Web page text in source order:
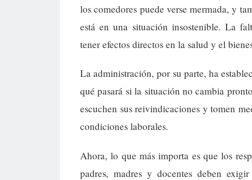
los comedores puede verse mermada, y
está en una situación insostenible. La
tener efectos directos en la salud y el
La administración, por su parte, ha
qué pasará si la situación no cambia
escuchen sus reivindicaciones y tomen
condiciones laborales.
Ahora, lo que más importa es que los
padres, madres y docentes deben